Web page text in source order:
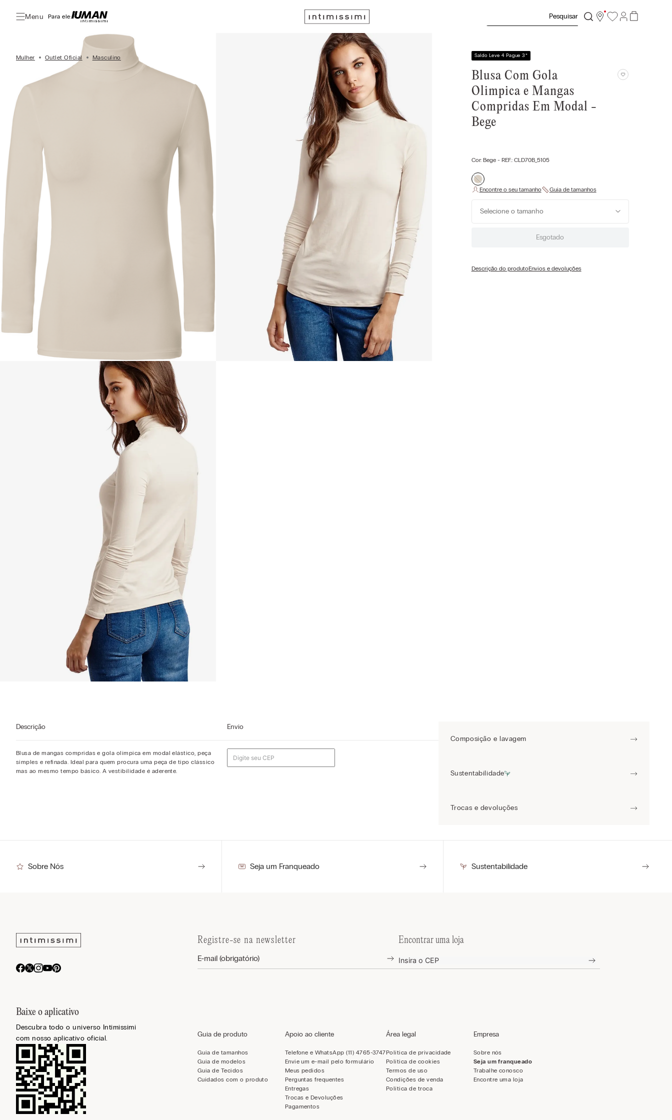
Menu Para ele:
Mulher Outlet Oficial Masculino Saldo Leve 4 Pague 3*
Blusa Com Gola
Olimpica e Mangas
Compridas Em Modal -
Bege
Cor: Bege- REF.: CLD70B_5105
Selecione o tamanho
Esgotado
Descrição do produtoEnvios e devoluções
Descrição
Blusa de mangas compridas e gola olímpica em modal elástico, peça
simples e refinada. Ideal para quem procura uma peça de tipo clássico
mas ao mesmo tempo básico. A vestibilidade é aderente.
Envio
Composição e lavagem
Sustentabilidade
Trocas e devoluções
Sobre Nós Seja um Franqueado Sustentabilidade
Baixe o aplicativo
Descubra todo o universo Intimissimi
com nosso aplicativo oficial.
Registre-se na newsletter Encontrar uma loja
Guia de produto
Guia de tamanhos
Guia de modelos
Guia de Tecidos
Cuidados com o produto
Apoio ao cliente
Telefone e WhatsApp (11) 4765-3747
Envie um e-mail pelo formulário
Meus pedidos
Perguntas frequentes
Entregas
Trocas e Devoluções
Pagamentos
Área legal
Política de privacidade
Política de cookies
Termos de uso
Condições de venda
Política de troca
Empresa
Sobre nós
Seja um franqueado
Trabalhe conosco
Encontre uma loja